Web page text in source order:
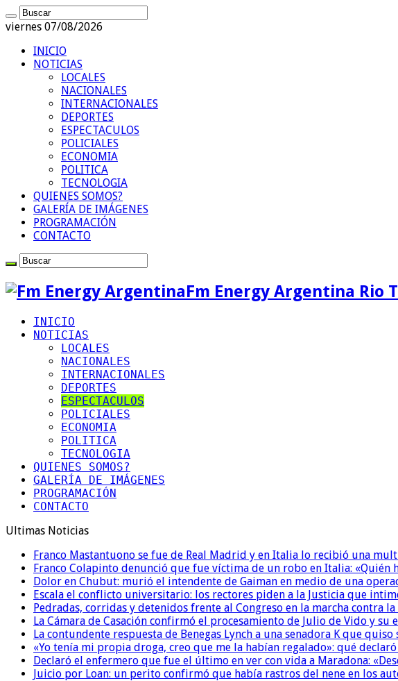
viernes 07/08/2026
INICIO
NOTICIAS
LOCALES
NACIONALES
INTERNACIONALES
DEPORTES
ESPECTACULOS
POLICIALES
ECONOMIA
POLITICA
TECNOLOGIA
QUIENES SOMOS?
GALERÍA DE IMÁGENES
PROGRAMACIÓN
CONTACTO
Fm Energy Argentina Rio
INICIO
NOTICIAS
LOCALES
NACIONALES
INTERNACIONALES
DEPORTES
ESPECTACULOS
POLICIALES
ECONOMIA
POLITICA
TECNOLOGIA
QUIENES SOMOS?
GALERÍA DE IMÁGENES
PROGRAMACIÓN
CONTACTO
Ultimas Noticias
Franco Mastantuono se fue de Real Madrid y en Italia lo recibió una
Franco Colapinto denunció que fue víctima de un robo en Italia:
Dolor en Chubut: murió el intendente de Gaiman en medio de una
Escala el conflicto universitario: los rectores piden a la Justicia que
Pedradas, corridas y detenidos frente al Congreso en la marcha contra
La Cámara de Casación confirmó el procesamiento de Julio de Vido y
La contundente respuesta de Benegas Lynch a una senadora K que
«Yo tenía mi propia droga, creo que me la habían regalado»: qué
Declaró el enfermero que fue el último en ver con vida a Maradona:
Juicio por Loan: un perito confirmó que había rastros del nene en los